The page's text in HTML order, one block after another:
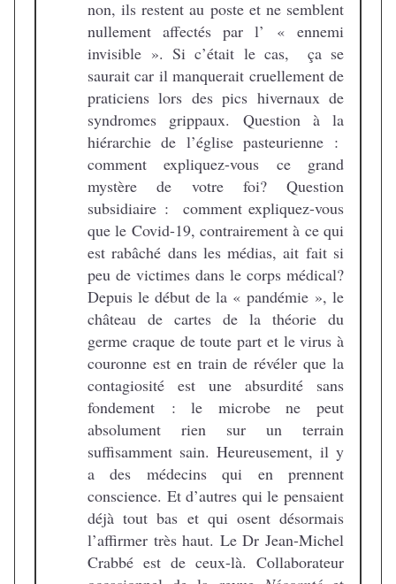
non, ils restent au poste et ne semblent
nullement affectés par l’ « ennemi
invisible ». Si c’était le cas, ça se
saurait car il manquerait cruellement de
praticiens lors des pics hivernaux de
syndromes grippaux. Question à la
hiérarchie de l’église pasteurienne :
comment expliquez-vous ce grand
mystère de votre foi? Question
subsidiaire : comment expliquez-vous
que le Covid-19, contrairement à ce qui
est rabâché dans les médias, ait fait si
peu de victimes dans le corps médical?
Depuis le début de la « pandémie », le
château de cartes de la théorie du
germe craque de toute part et le virus à
couronne est en train de révéler que la
contagiosité est une absurdité sans
fondement : le microbe ne peut
absolument rien sur un terrain
suffisamment sain. Heureusement, il y
a des médecins qui en prennent
conscience. Et d’autres qui le pensaient
déjà tout bas et qui osent désormais
l’affirmer très haut. Le Dr Jean-Michel
Crabbé est de ceux-là. Collaborateur